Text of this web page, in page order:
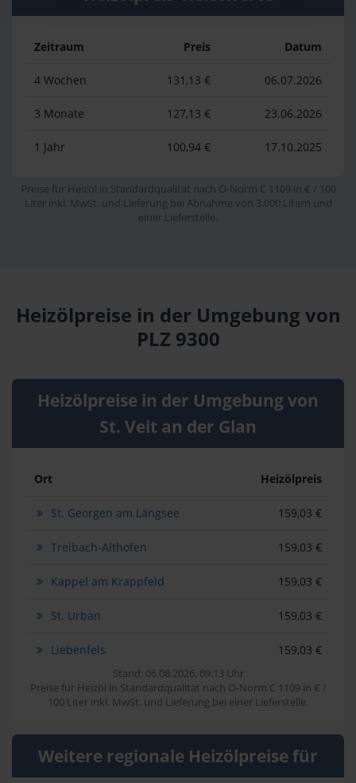
Zeitraum Preis Datum
4 Wochen 131,13 € 06.07.2026
3 Monate 127,13 € 23.06.2026
1 Jahr 100,94 € 17.10.2025
Preise für Heizöl in Standardqualität nach Ö-Norm C 1109 in € / 100
Liter inkl. MwSt. und Lieferung bei Abnahme von 3.000 Litern und
einer Lieferstelle.
Heizölpreise in der Umgebung von
PLZ 9300
Heizölpreise in der Umgebung von
St. Veit an der Glan
Ort Heizölpreis
St. Georgen am Längsee 159,03 €
Treibach-Althofen 159,03 €
Kappel am Krappfeld 159,03 €
St. Urban 159,03 €
Liebenfels 159,03 €
Stand: 06.08.2026, 09:13 Uhr
Preise für Heizöl in Standardqualität nach Ö-Norm C 1109 in € /
100 Liter inkl. MwSt. und Lieferung bei einer Lieferstelle.
Weitere regionale Heizölpreise für